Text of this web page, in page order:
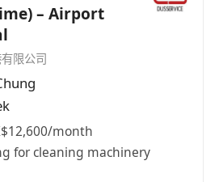
– Airport
限公司
month
for cleaning machinery